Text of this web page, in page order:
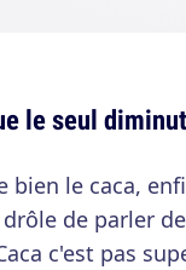
le seul
bien le caca,
de parler
c'est pas